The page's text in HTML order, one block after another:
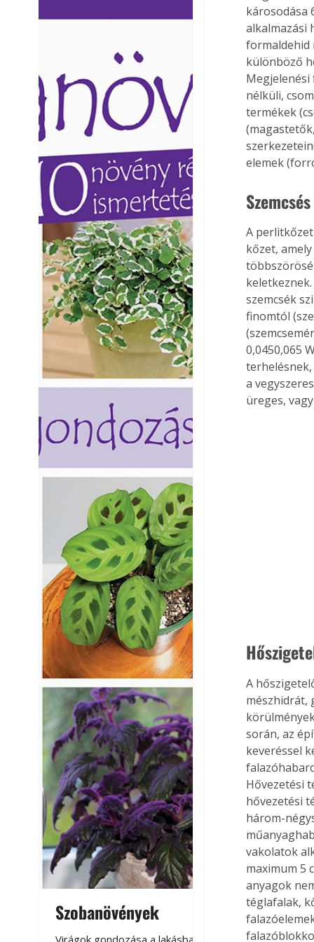
Ezermester
Laptapir kényelmes
mert: – t
Szobanövények
Virágoskert:
teraszon,
károsodása
alkalmazási
formaldehid
különböző
nélküli,
termékek
elemek
A
kőzet,
szemcsék
finomtól
a
üreges,
A
mészhidrát,
során, az
keveréssel
Hővezetési
hővezetési
három-
vakolatok
maximum 5
anyagok
téglafalak,